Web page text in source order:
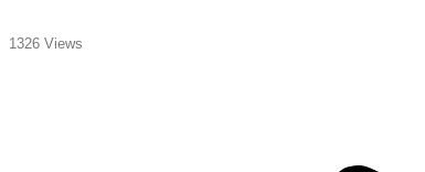
1326 Views